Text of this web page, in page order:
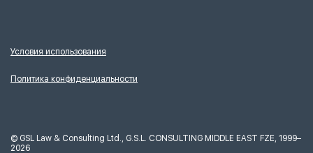
Условия использования
Политика конфиденциальности
© GSL Law & Consulting Ltd., G.S.L. CONSULTING MIDDLE EAST FZE, 1999–
2026